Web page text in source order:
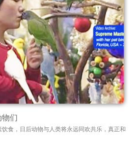
们
食，日后动物与人类将永远同欢共乐，真正和